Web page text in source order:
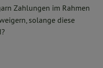
Zahlungen im Rahmen
solange diese